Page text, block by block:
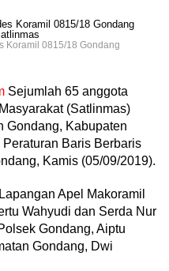
Koramil 0815/18 Gondang
Sejumlah 65 anggota
(Satlinmas)
Gondang, Kabupaten
Baris Berbaris
Kamis (05/09/2019).
Apel Makoramil
Wahyudi dan Serda Nur
Gondang, Aiptu
Gondang, Dwi